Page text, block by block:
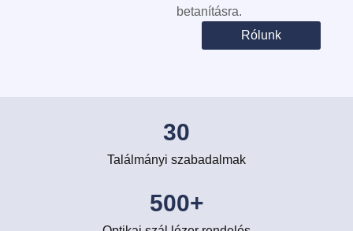
betanításra.
Rólunk
Találmányi szabadalmak
30
500+